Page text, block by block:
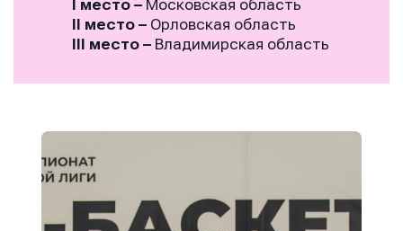
I место – Московская область
II место – Орловская область
III место – Владимирская область